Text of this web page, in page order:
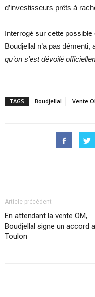
d’investisseurs prêts à
Interrogé sur cette possible
Boudjellal n’a pas démenti,
qu’on s’est dévoilé
TAGS Boudjellal Vente
Article précédent
En attendant la vente OM,
Boudjellal signe un accord
Toulon